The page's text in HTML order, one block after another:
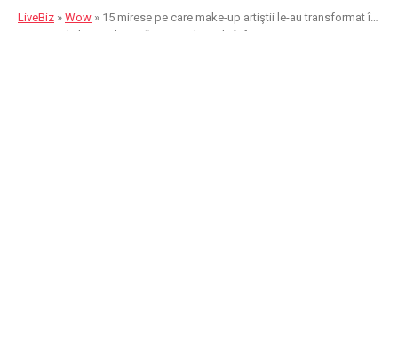
LiveBiz » Wow » 15 mirese pe care make-up artiştii le-au transformat în
prinţese de basm datorită unei şedinţe de înfrumuseţare